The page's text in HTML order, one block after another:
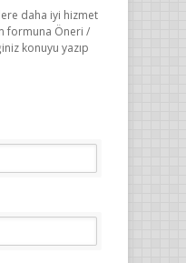
daha iyi hizmet
formuna Öneri /
konuyu yazıp